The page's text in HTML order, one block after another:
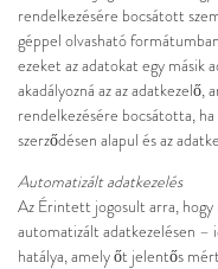
rendelkezésére bocsátott
géppel olvasható
ezeket az adatokat egy másik
akadályozná az az adatkezelő,
rendelkezésére bocsátotta, ha
szerződésen alapul és az
Automatizált adatkezelés
Az Érintett jogosult arra, hogy
automatizált adatkezelésen –
hatálya, amely őt jelentős